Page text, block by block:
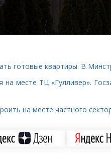
готовые квартиры. В
на месте ТЦ «Гулливер».
на месте частного